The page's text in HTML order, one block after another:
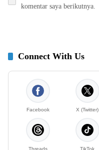
komentar saya berikutnya.
Connect With Us
Facebook X (Twitter)
Threads TikTok